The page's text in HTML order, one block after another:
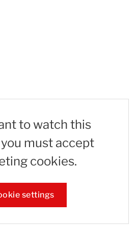
to watch this
must accept
cookies.
settings